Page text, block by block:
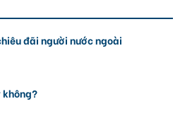
đãi người nước ngoài